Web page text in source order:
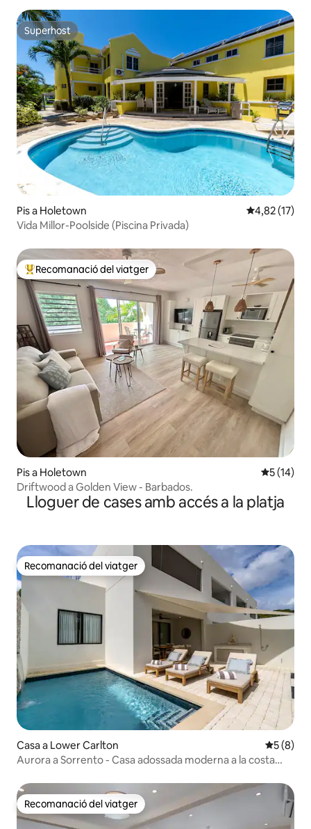
Superhost
Superhost
Pis a Holetown 4,82 de
4,82 (17)
Vida Millor-Poolside (Piscina Privada)
Principals recomanacions dels viatgers
Recomanació del viatger
Pis a Holetown 5 de
5 (14)
Driftwood a Golden View - Barbados.
Lloguer de cases amb accés a la platja
Recomanació del viatger
Recomanació del viatger
Casa a Lower Carlton 5 de
5 (8)
Aurora a Sorrento - Casa adossada moderna a la costa
Recomanació del viatger
Recomanació del viatger